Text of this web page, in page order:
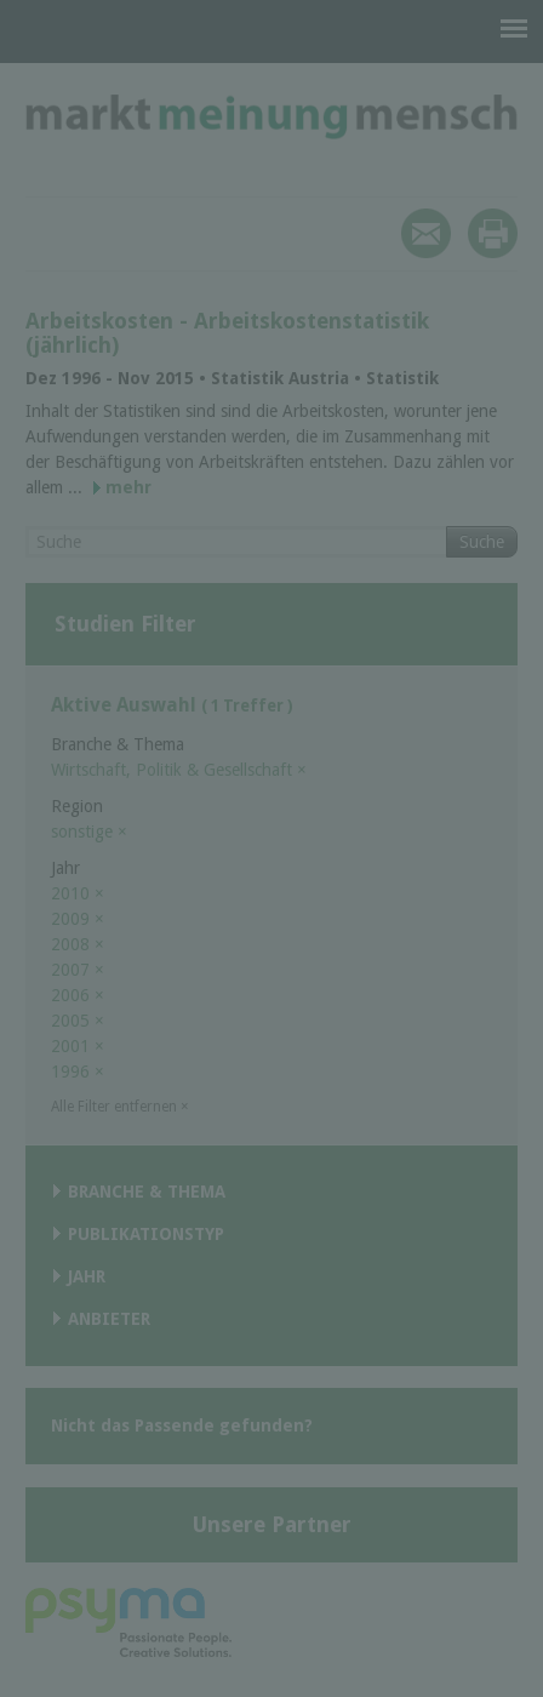
Arbeitskosten - Arbeitskostenstatistik
(jährlich)
Dez 1996 - Nov 2015 • Statistik Austria • Statistik
Inhalt der Statistiken sind sind die Arbeitskosten, worunter jene
Aufwendungen verstanden werden, die im Zusammenhang mit
der Beschäftigung von Arbeitskräften entstehen. Dazu zählen vor
allem ...
mehr
Suche
Studien Filter
Aktive Auswahl ( 1 Treffer )
Branche & Thema
Wirtschaft, Politik & Gesellschaft ×
Region
sonstige ×
Jahr
2010 ×
2009 ×
2008 ×
2007 ×
2006 ×
2005 ×
2001
×
1996 ×
BRANCHE & THEMA
PUBLIKATIONSTYP
JAHR
ANBIETER
Nicht das Passende gefunden?
Unsere Partner